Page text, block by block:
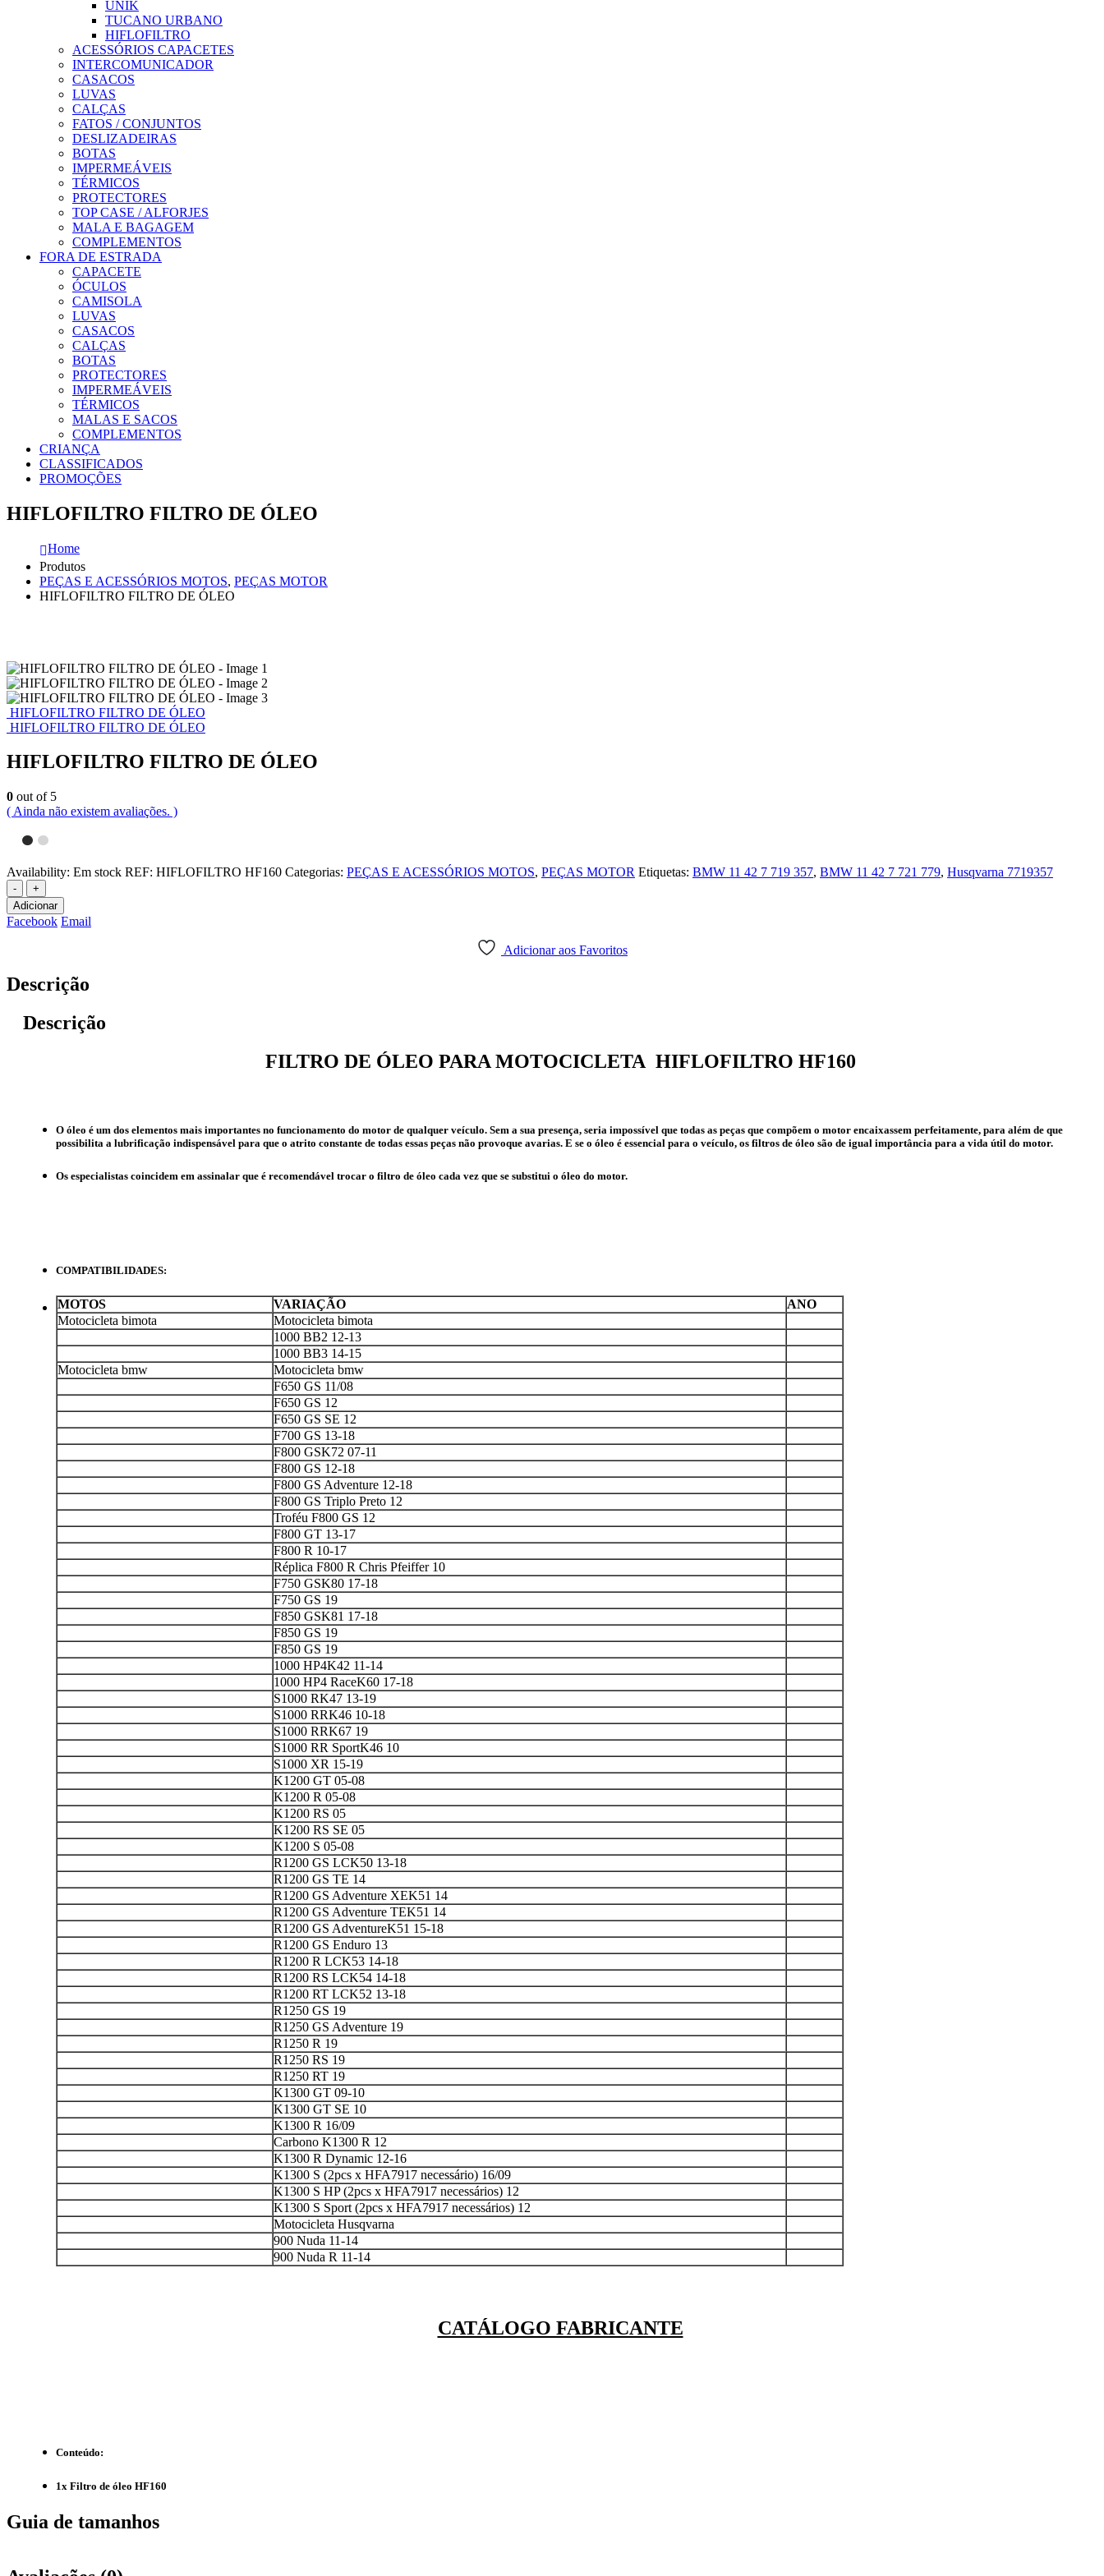
UNIK
TUCANO URBANO
HIFLOFILTRO
ACESSÓRIOS CAPACETES
INTERCOMUNICADOR
CASACOS
LUVAS
CALÇAS
FATOS / CONJUNTOS
DESLIZADEIRAS
BOTAS
IMPERMEÁVEIS
TÉRMICOS
PROTECTORES
TOP CASE / ALFORJES
MALA E BAGAGEM
COMPLEMENTOS
FORA DE ESTRADA
CAPACETE
ÓCULOS
CAMISOLA
LUVAS
CASACOS
CALÇAS
BOTAS
PROTECTORES
IMPERMEÁVEIS
TÉRMICOS
MALAS E SACOS
COMPLEMENTOS
CRIANÇA
CLASSIFICADOS
PROMOÇÕES
HIFLOFILTRO FILTRO DE ÓLEO
Home
Produtos
PEÇAS E ACESSÓRIOS MOTOS, PEÇAS MOTOR
HIFLOFILTRO FILTRO DE ÓLEO
HIFLOFILTRO FILTRO DE ÓLEO
HIFLOFILTRO FILTRO DE ÓLEO
HIFLOFILTRO FILTRO DE ÓLEO
0 out of 5
( Ainda não existem avaliações. )
Availability: Em stock REF: HIFLOFILTRO HF160 Categorias: PEÇAS E ACESSÓRIOS MOTOS, PEÇAS MOTOR Etiquetas: BMW 11 42 7 719 357, BMW 11 42 7 721 779, Husqvarna 7719357
-
+
Adicionar
Facebook Email
Adicionar aos Favoritos
Descrição
Descrição
FILTRO DE ÓLEO PARA MOTOCICLETA HIFLOFILTRO HF160
O óleo é um dos elementos mais importantes no funcionamento do motor de qualquer veículo. Sem a sua presença, seria impossível que todas as peças que compõem o motor encaixassem perfeitamente, para além de que
possibilita a lubrificação indispensável para que o atrito constante de todas essas peças não provoque avarias. E se o óleo é essencial para o veículo, os filtros de óleo são de igual importância para a vida útil do motor.
Os especialistas coincidem em assinalar que é recomendável trocar o filtro de óleo cada vez que se substitui o óleo do motor.
COMPATIBILIDADES:
MOTOS VARIAÇÃO
ANO
Motocicleta bimota
Motocicleta bimota
1000 BB2 12-13
1000 BB3 14-15
Motocicleta bmw
Motocicleta bmw
F650 GS 11/08
F650 GS 12
F650 GS SE 12
F700 GS 13-18
F800 GSK72 07-11
F800 GS 12-18
F800 GS Adventure 12-18
F800 GS Triplo Preto 12
Troféu F800 GS 12
F800 GT 13-17
F800 R 10-17
Réplica F800 R Chris Pfeiffer 10
F750 GSK80 17-18
F750 GS 19
F850 GSK81 17-18
F850 GS 19
F850 GS 19
1000 HP4K42 11-14
1000 HP4 RaceK60 17-18
S1000 RK47 13-19
S1000 RRK46 10-18
S1000 RRK67 19
S1000 RR SportK46 10
S1000 XR 15-19
K1200 GT 05-08
K1200 R 05-08
K1200 RS 05
K1200 RS SE 05
K1200 S 05-08
R1200 GS LCK50 13-18
R1200 GS TE 14
R1200 GS Adventure XEK51 14
R1200 GS Adventure TEK51 14
R1200 GS AdventureK51 15-18
R1200 GS Enduro 13
R1200 R LCK53 14-18
R1200 RS LCK54 14-18
R1200 RT LCK52 13-18
R1250 GS 19
R1250 GS Adventure 19
R1250 R 19
R1250 RS 19
R1250 RT 19
K1300 GT 09-10
K1300 GT SE 10
K1300 R 16/09
Carbono K1300 R 12
K1300 R Dynamic 12-16
K1300 S (2pcs x HFA7917 necessário) 16/09
K1300 S HP (2pcs x HFA7917 necessários) 12
K1300 S Sport (2pcs x HFA7917 necessários) 12
Motocicleta Husqvarna
900 Nuda 11-14
900 Nuda R 11-14
CATÁLOGO FABRICANTE
Conteúdo:
1x Filtro de óleo HF160
Guia de tamanhos